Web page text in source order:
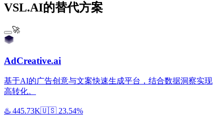
VSL.AI的替代方案
🚀
AdCreative.ai
基于AI的广告创意与文案快速生成平台，结合数据洞察实现
高转化。
♨️ 445.73K🇺🇸 23.54%